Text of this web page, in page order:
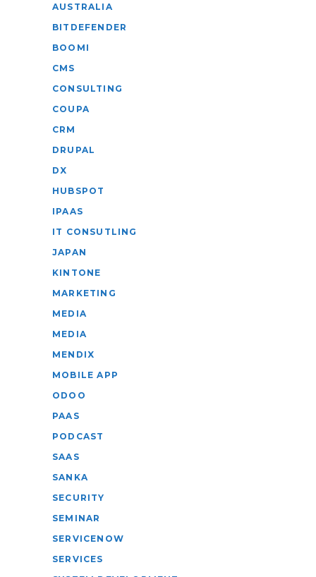
AUSTRALIA
BITDEFENDER
BOOMI
CMS
CONSULTING
COUPA
CRM
DRUPAL
DX
HUBSPOT
IPAAS
IT CONSUTLING
JAPAN
KINTONE
MARKETING
MEDIA
MEDIA
MENDIX
MOBILE APP
ODOO
PAAS
PODCAST
SAAS
SANKA
SECURITY
SEMINAR
SERVICENOW
SERVICES